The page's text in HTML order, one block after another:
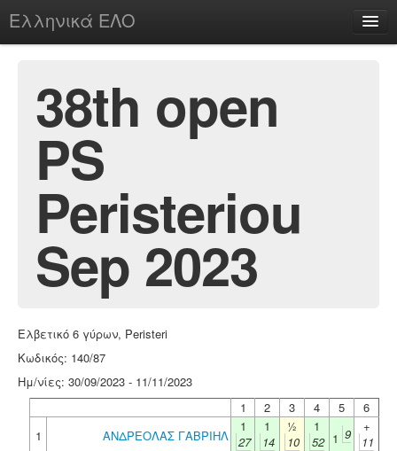
Ελληνικά ΕΛΟ
chesstu.be @ discord
Login
38th open
PS
Peristeriou
Sep 2023
Ελβετικό 6 γύρων, Peristeri
Κωδικός: 140/87
Ημ/νίες: 30/09/2023 - 11/11/2023
1
2 3 4 5
6
1
ΑΝΔΡΕΟΛΑΣ ΓΑΒΡΙΗΛ
1
27
1
14
½
10
1
52 1 9
+
11